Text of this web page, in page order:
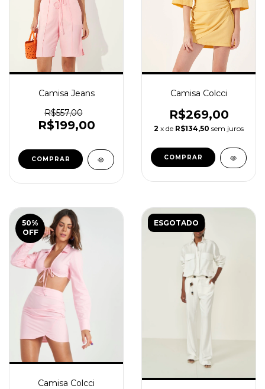
Camisa Jeans
R$557,00
R$199,00
COMPRAR
Camisa Colcci
R$269,00
2 x de R$134,50 sem juros
COMPRAR
50%
OFF
Camisa Colcci
ESGOTADO